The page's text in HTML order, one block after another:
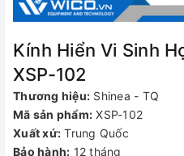
Kính Hiển Vi Sinh
XSP-102
Thương hiệu: Shinea - TQ
Mã sản phẩm: XSP-102
Xuất xứ: Trung Quốc
Bảo hành: 12 tháng